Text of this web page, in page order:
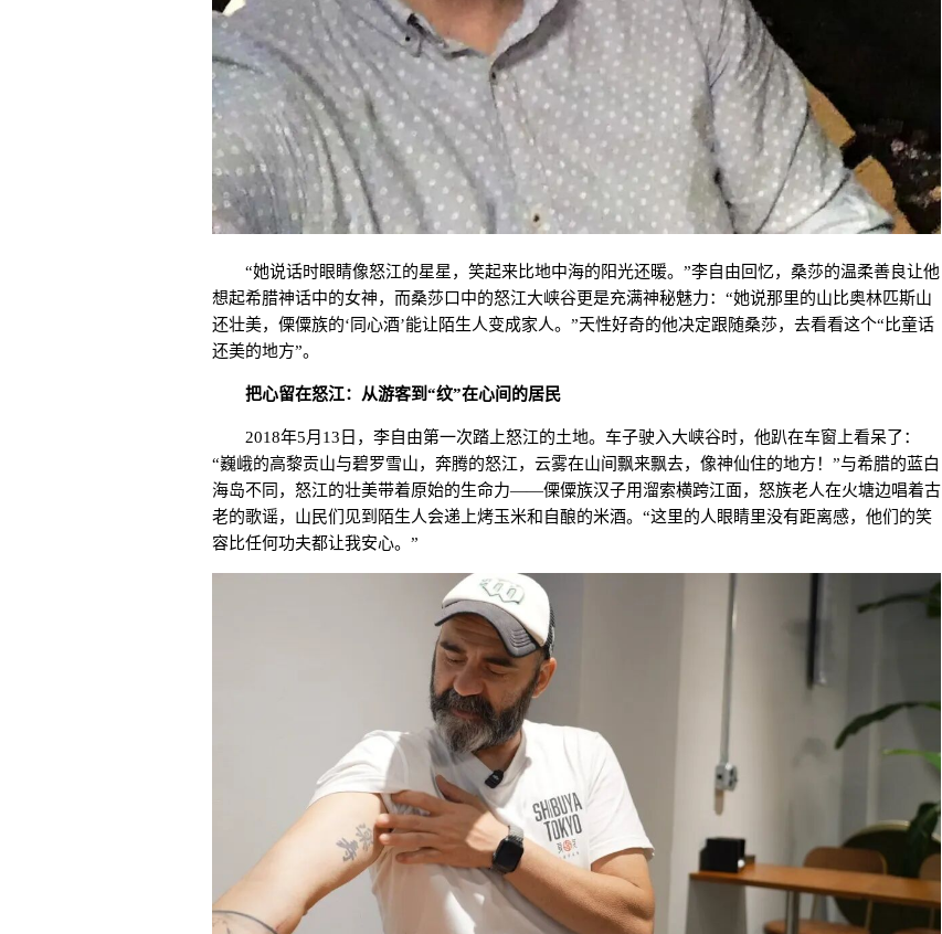
“她说话时眼睛像怒江的星星，笑起来比地中海的阳光还暖。”李自由回忆，桑莎的温柔善良让他
想起希腊神话中的女神，而桑莎口中的怒江大峡谷更是充满神秘魅力： “她说那里的山比奥林匹斯山
还壮美，傈僳族的‘同心酒’能让陌生人变成家人。 ”天性好奇的他决定跟随桑莎，去看看这个“比童话
还美的地方”。
把心留在怒江：从游客到“纹”在心间的居民
2018年5月13日，李自由第一次踏上怒江的土地。车子驶入大峡谷时，他趴在车窗上看呆了：
“巍峨的高黎贡山与碧罗雪山，奔腾的怒江，云雾在山间飘来飘去，像神仙住的地方！”与希腊的蓝白
海岛不同，怒江的壮美带着原始的生命力——傈僳族汉子用溜索横跨江面，怒族老人在火塘边唱着古
老的歌谣，山民们见到陌生人会递上烤玉米和自酿的米酒。 “这里的人眼睛里没有距离感，他们的笑
容比任何功夫都让我安心。”